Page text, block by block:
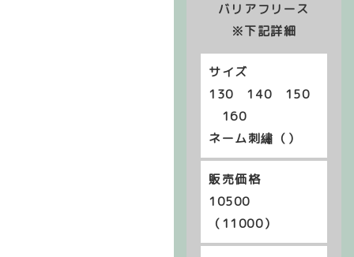
バリアフリース
※下記詳細
130 140 150
160
ネーム刺繡（）
10500
（11000）